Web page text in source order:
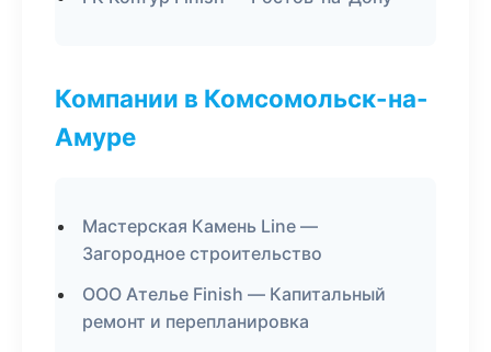
Компании в Комсомольск-на-
Амуре
Мастерская Камень Line —
Загородное строительство
ООО Ателье Finish — Капитальный
ремонт и перепланировка